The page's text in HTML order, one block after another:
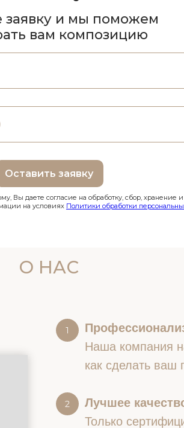
Оставить заявку
заявку и мы поможем
вам композицию
Вы даете согласие на обработку, сбор, хранение
на условиях Политики обработки
О НАС
Наша компания
как сделать ваш
Лучшее
Только